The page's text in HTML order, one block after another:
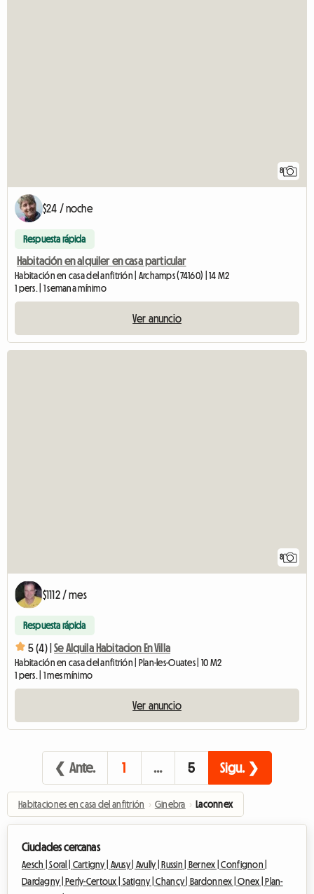
8
$24 / noche
Respuesta rápida
Habitación en alquiler en casa particular
Habitación en casa del anfitrión | Archamps (74160) | 14 M2
1 pers. | 1 semana mínimo
Ver anuncio
8
$1112 / mes
Respuesta rápida
5 (4) | Se Alquila Habitacion En Villa
Habitación en casa del anfitrión | Plan-les-Ouates | 10 M2
1 pers. | 1 mes mínimo
Ver anuncio
❮ Ante. 1 … 5 Sigu. ❯
Habitaciones en casa del anfitrión › Ginebra › Laconnex
Ciudades cercanas
Aesch |Soral | Cartigny | Avusy | Avully | Russin | Bernex |Confignon |
Dardagny |
Perly-Certoux | Satigny |Chancy | Bardonnex |Onex |
Plan-